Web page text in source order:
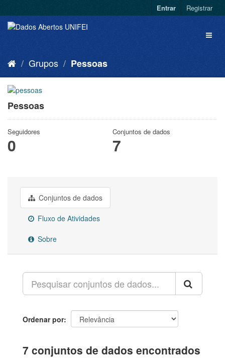
Entrar Registrar
Grupos Pessoas
Pessoas
Seguidores
0
Conjuntos de dados
7
Conjuntos de dados
Fluxo de Atividades
Sobre
Ordenar por
7 conjuntos de dados encontrados